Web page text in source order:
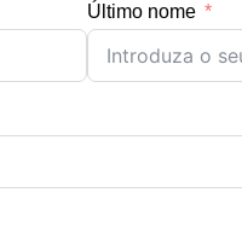
Último nome